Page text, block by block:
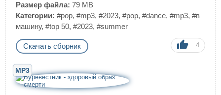
Размер файла: 79 MB
Категории: #pop, #mp3, #2023, #pop, #dance, #mp3, #в
машину, #top 50, #2023, #summer
Скачать сборник 4
MP3